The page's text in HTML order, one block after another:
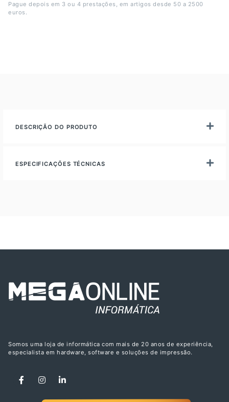
Pague depois em 3 ou 4 prestações, em artigos desde 50 a 2500
euros.
DESCRIÇÃO DO PRODUTO
ESPECIFICAÇÕES TÉCNICAS
Somos uma loja de informática com mais de 20 anos de experiência,
especialista em hardware, software e soluções de impressão.